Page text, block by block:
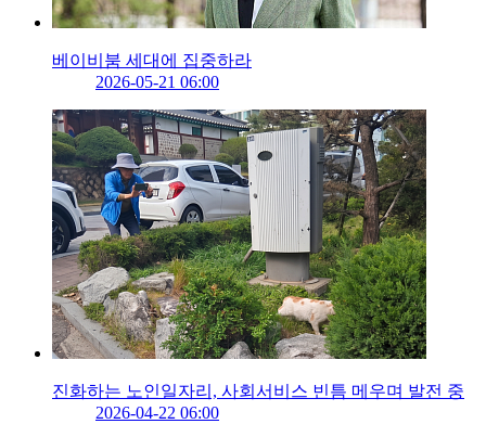
베이비붐 세대에 집중하라
2026-05-21 06:00
진화하는 노인일자리, 사회서비스 빈틈 메우며 발전 중
2026-04-22 06:00